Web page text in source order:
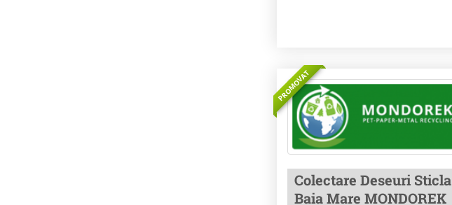
PROMOVAT
Colectare Deseuri Sticla
Baia Mare MONDOREK